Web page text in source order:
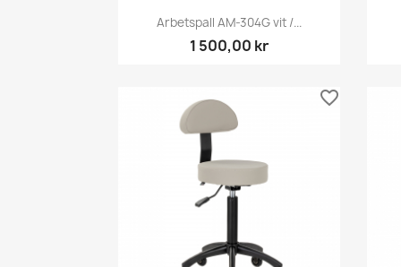
Snabbvy
Arbetspall AM-304G vit /...
1 500,00 kr
favorite_border